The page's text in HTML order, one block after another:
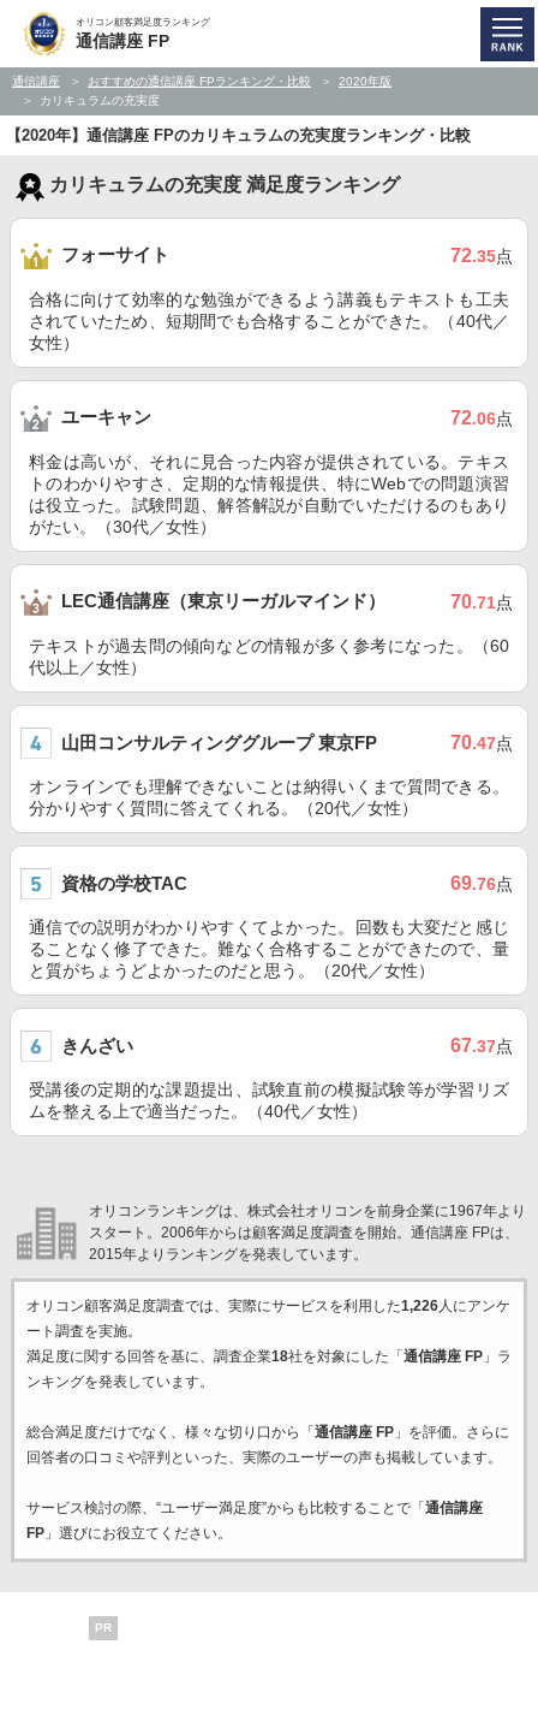
オリコン顧客満足度ランキング
通信講座 FP
通信講座 おすすめの通信講座 FPランキング・比較
2020年版
カリキュラムの充実度
【2020年】通信講座 FPのカリキュラムの充実度ランキング・比較
カリキュラムの充実度 満足度ランキング
フォーサイト 72.35点
合格に向けて効率的な勉強ができるよう講義もテキストも工夫
されていたため、短期間でも合格することができた。（40代／
女性）
ユーキャン 72.06点
料金は高いが、それに見合った内容が提供されている。テキス
トのわかりやすさ、定期的な情報提供、特にWebでの問題演習
は役立った。試験問題、解答解説が自動でいただけるのもあり
がたい。（30代／女性）
LEC通信講座（東京リーガルマインド） 70.71点
テキストが過去問の傾向などの情報が多く参考になった。（60
代以上／女性）
山田コンサルティンググループ 東京FP 70.47点
オンラインでも理解できないことは納得いくまで質問できる。
分かりやすく質問に答えてくれる。（20代／女性）
資格の学校TAC 69.76点
通信での説明がわかりやすくてよかった。回数も大変だと感じ
ることなく修了できた。難なく合格することができたので、量
と質がちょうどよかったのだと思う。（20代／女性）
きんざい 67.37点
受講後の定期的な課題提出、試験直前の模擬試験等が学習リズ
ムを整える上で適当だった。（40代／女性）
オリコンランキングは、株式会社オリコンを前身企業に1967年より
スタート。2006年からは顧客満足度調査を開始。通信講座 FPは、
2015年よりランキングを発表しています。
オリコン顧客満足度調査では、実際にサービスを利用した1,226人にアンケ
ート調査を実施。
満足度に関する回答を基に、調査企業18社を対象にした「 通信講座 FP」ラ
ンキングを発表しています。
総合満足度だけでなく、様々な切り口から「 通信講座 FP」を評価。さらに
回答者の口コミや評判といった、実際のユーザーの声も掲載しています。
サービス検討の際、“ユーザー満足度”からも比較することで「 通信講座
FP」選びにお役立てください。
PR